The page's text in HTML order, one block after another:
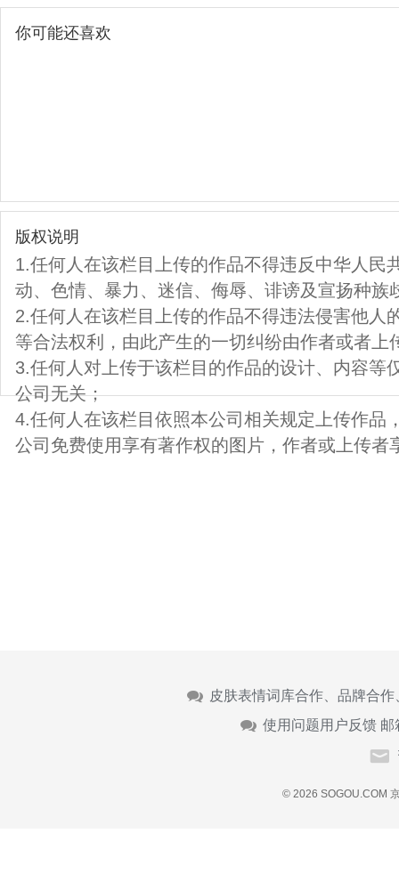
你可能还喜欢
版权说明
1.任何人在该栏目上传的作品不得违反中华人民
动、色情、暴力、迷信、侮辱、诽谤及宣扬种族
2.任何人在该栏目上传的作品不得违法侵害他人
等合法权利，由此产生的一切纠纷由作者或者上
3.任何人对上传于该栏目的作品的设计、内容等
公司无关；
4.任何人在该栏目依照本公司相关规定上传作品
公司免费使用享有著作权的图片，作者或上传者
皮肤表情词库合作、品牌合
使用问题用户反馈 邮
© 2026 SOGOU.COM